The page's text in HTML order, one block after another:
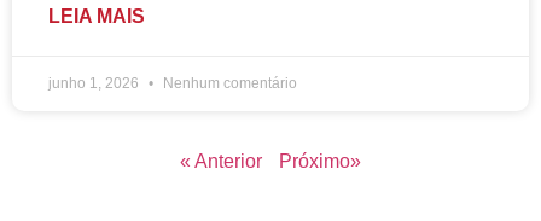
LEIA MAIS
junho 1, 2026 Nenhum comentário
« Anterior Próximo»